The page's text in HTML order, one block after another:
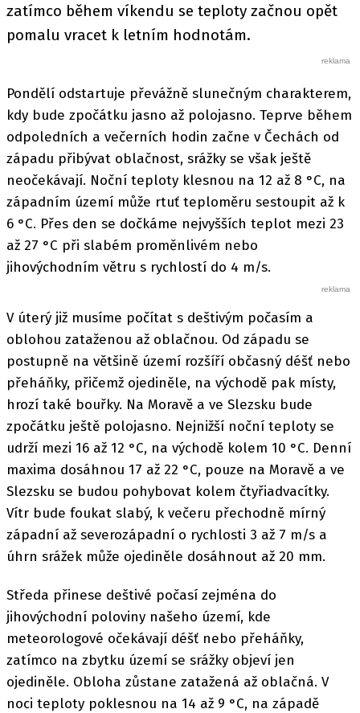
zatímco během víkendu se teploty začnou opět
pomalu vracet k letním hodnotám.
Pondělí odstartuje převážně slunečným charakterem,
kdy bude zpočátku jasno až polojasno. Teprve během
odpoledních a večerních hodin začne v Čechách od
západu přibývat oblačnost, srážky se však ještě
neočekávají. Noční teploty klesnou na 12 až 8 °C, na
západním území může rtuť teploměru sestoupit až k
6 °C. Přes den se dočkáme nejvyšších teplot mezi 23
až 27 °C při slabém proměnlivém nebo
jihovýchodním větru s rychlostí do 4 m/s.
V úterý již musíme počítat s deštivým počasím a
oblohou zataženou až oblačnou. Od západu se
postupně na většině území rozšíří občasný déšť nebo
přeháňky, přičemž ojediněle, na východě pak místy,
hrozí také bouřky. Na Moravě a ve Slezsku bude
zpočátku ještě polojasno. Nejnižší noční teploty se
udrží mezi 16 až 12 °C, na východě kolem 10 °C. Denní
maxima dosáhnou 17 až 22 °C, pouze na Moravě a ve
Slezsku se budou pohybovat kolem čtyřiadvacítky.
Vítr bude foukat slabý, k večeru přechodně mírný
západní až severozápadní o rychlosti 3 až 7 m/s a
úhrn srážek může ojediněle dosáhnout až 20 mm.
Středa přinese deštivé počasí zejména do
jihovýchodní poloviny našeho území, kde
meteorologové očekávají déšť nebo přeháňky,
zatímco na zbytku území se srážky objeví jen
ojediněle. Obloha zůstane zatažená až oblačná. V
noci teploty poklesnou na 14 až 9 °C, na západě